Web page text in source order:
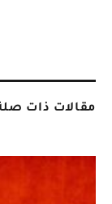
مقالات ذات